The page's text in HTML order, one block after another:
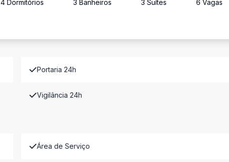
4Dormitórios 3 Banheiros 3 Suítes 6 Vagas
Portaria 24h
Vigilância 24h
Área de Serviço